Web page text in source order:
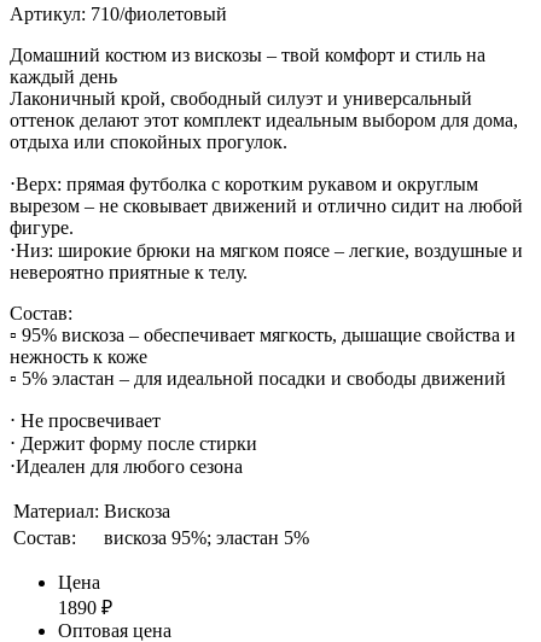
Артикул: 710/фиолетовый
Домашний костюм из вискозы – твой комфорт и стиль на
каждый день
Лаконичный крой, свободный силуэт и универсальный
оттенок делают этот комплект идеальным выбором для дома,
отдыха или спокойных прогулок.
⋅Верх: прямая футболка с коротким рукавом и округлым
вырезом – не сковывает движений и отлично сидит на любой
фигуре.
⋅Низ: широкие брюки на мягком поясе – легкие, воздушные и
невероятно приятные к телу.
Состав:
▫️ 95% вискоза – обеспечивает мягкость, дышащие свойства и
нежность к коже
▫️ 5% эластан – для идеальной посадки и свободы движений
⋅ Не просвечивает
⋅ Держит форму после стирки
⋅Идеален для любого сезона
Материал: Вискоза
Состав:
вискоза 95%; эластан 5%
Цена
1890 ₽
Оптовая цена